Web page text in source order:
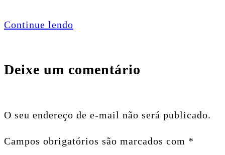
Continue lendo
Deixe um comentário
O seu endereço de e-mail não será publicado.
Campos obrigatórios são marcados com *